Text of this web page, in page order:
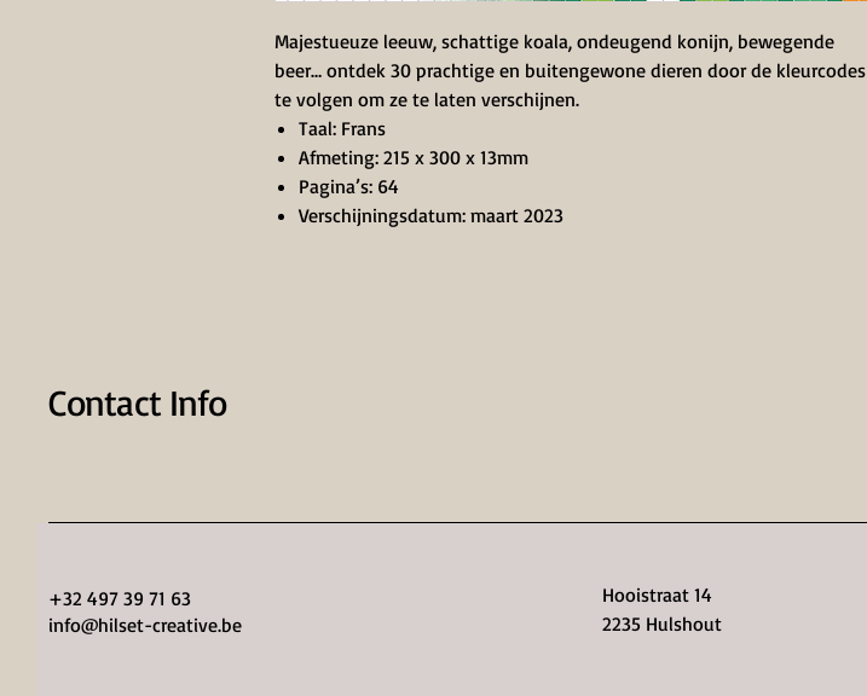
Majestueuze leeuw, schattige koala, ondeugend konijn, bewegende
beer… ontdek 30 prachtige en buitengewone dieren door de kleurcodes
te volgen om ze te laten verschijnen.
Taal: Frans
Afmeting: 215 x 300 x 13mm
Pagina’s: 64
Verschijningsdatum: maart 2023
Contact Info
+32 497 39 71 63
info@hilset-creative.be
Hooistraat 14
2235 Hulshout